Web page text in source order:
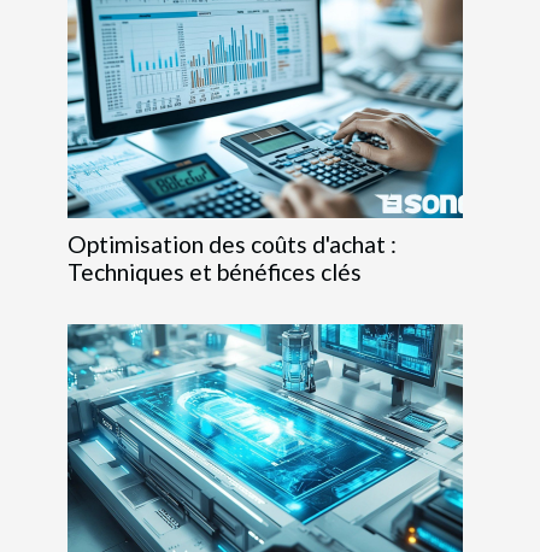
Optimisation des coûts d'achat :
Techniques et bénéfices clés